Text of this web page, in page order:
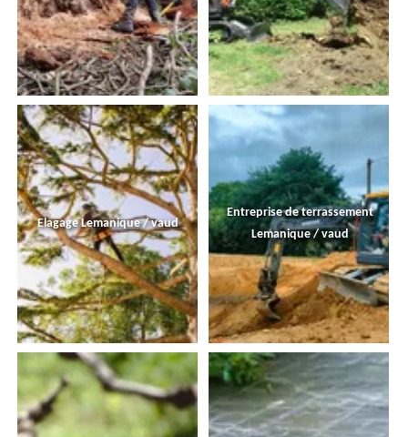
Elagage Lemanique / vaud
Entreprise de terrassement
Lemanique / vaud